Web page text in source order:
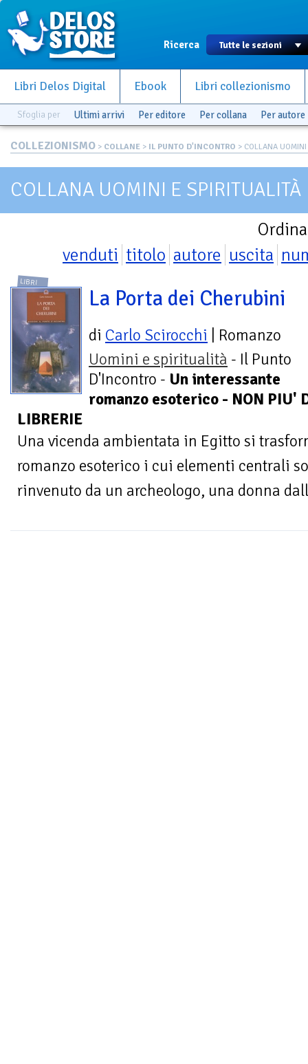
Ricerca
Libri Delos Digital Ebook Libri collezionismo
Sfoglia per Ultimi arrivi Per editore Per collana Per autore
COLLEZIONISMO > COLLANE > IL PUNTO D'INCONTRO > COLLANA
COLLANA UOMINI E SPIRITUALITÀ
venduti titolo autore uscita
LIBRI
La Porta dei Cherubini
di Carlo Scirocchi | Romanzo
Uomini e spiritualità - Il Punto
D'Incontro - Un interessante
romanzo esoterico - NON PIU'
LIBRERIE
Una vicenda ambientata in Egitto si
romanzo esoterico i cui elementi centrali
rinvenuto da un archeologo, una donna